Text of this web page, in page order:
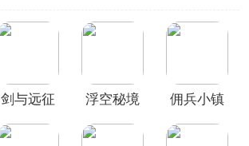
魂旅人、剑与远征、浮空秘境、佣兵小
牌能力来达成目标，玩家还根据自己的
喜好和策略来收集、交换和使用卡牌。
也在其中！
剑与远征
浮空秘境
佣兵小镇